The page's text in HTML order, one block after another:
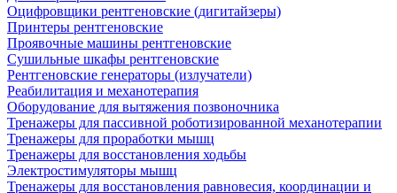
Оцифровщики рентгеновские (дигитайзеры)
Принтеры рентгеновские
Проявочные машины рентгеновские
Сушильные шкафы рентгеновские
Рентгеновские генераторы (излучатели)
Реабилитация и механотерапия
Оборудование для вытяжения позвоночника
Тренажеры для пассивной роботизированной механотерапии
Тренажеры для проработки мышц
Тренажеры для восстановления ходьбы
Электростимуляторы мышц
Тренажеры для восстановления равновесия, координации и